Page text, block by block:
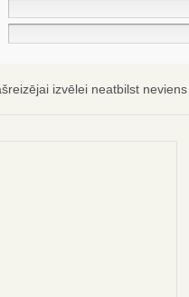
izvēlei neatbilst